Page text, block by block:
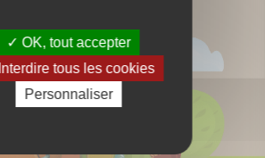
OK, tout accepter
Interdire tous les cookies
Personnaliser